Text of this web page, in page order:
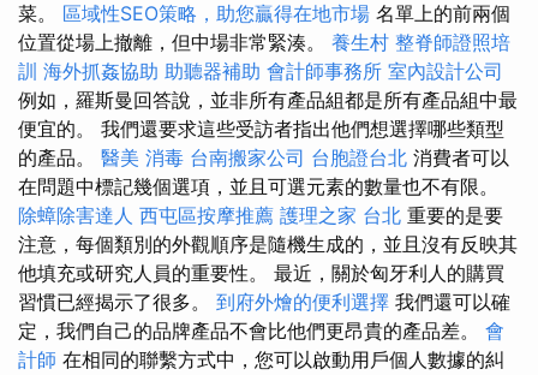
菜。 區域性SEO策略，助您贏得在地市場 名單上的前兩個
位置從場上撤離，但中場非常緊湊。 養生村 整脊師證照培
訓 海外抓姦協助 助聽器補助 會計師事務所 室內設計公司
例如，羅斯曼回答說，並非所有產品組都是所有產品組中最
便宜的。 我們還要求這些受訪者指出他們想選擇哪些類型
的產品。 醫美 消毒 台南搬家公司 台胞證台北 消費者可以
在問題中標記幾個選項，並且可選元素的數量也不有限。
除蟑除害達人 西屯區按摩推薦 護理之家 台北 重要的是要
注意，每個類別的外觀順序是隨機生成的，並且沒有反映其
他填充或研究人員的重要性。 最近，關於匈牙利人的購買
習慣已經揭示了很多。 到府外燴的便利選擇 我們還可以確
定，我們自己的品牌產品不會比他們更昂貴的產品差。 會
計師 在相同的聯繫方式中，您可以啟動用戶個人數據的糾